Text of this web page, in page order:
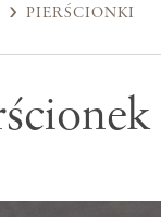
PIERŚCIONKI